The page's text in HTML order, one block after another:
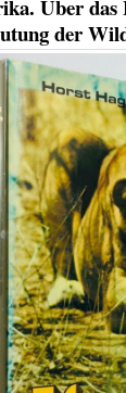
Über das
der